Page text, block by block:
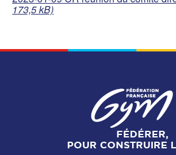
173,5 kB)
FÉDÉRER,
POUR CONSTRUIRE